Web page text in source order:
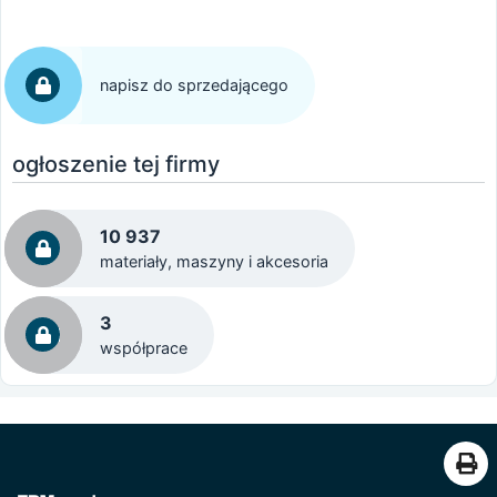
napisz do sprzedającego
ogłoszenie tej firmy
10 937
materiały, maszyny i akcesoria
3
współprace